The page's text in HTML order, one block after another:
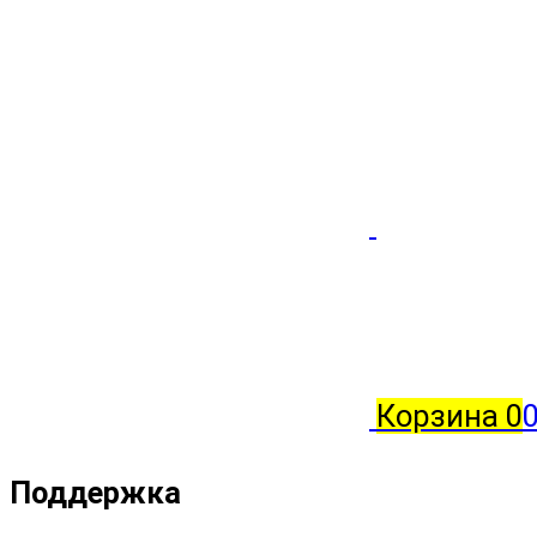
Корзина 0
Поддержка